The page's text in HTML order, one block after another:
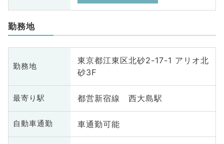
勤務地
勤務地
東京都江東区北砂2-17-1 アリオ北
砂3F
最寄り駅 都営新宿線 西大島駅
自動車通勤 車通勤可能